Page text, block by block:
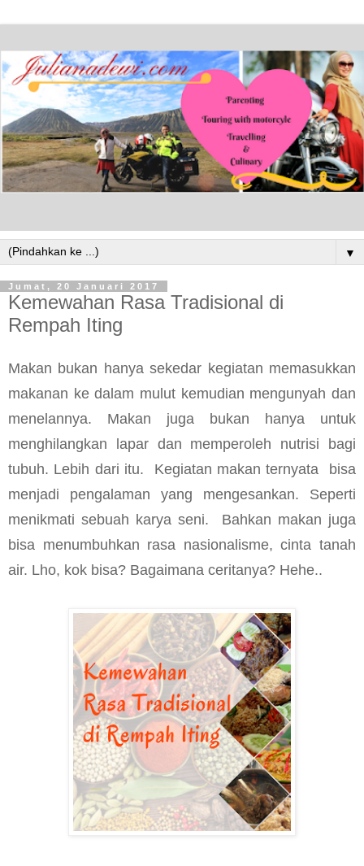
▼
Jumat, 20 Januari 2017
Kemewahan Rasa Tradisional di
Rempah Iting
Makan bukan hanya sekedar kegiatan memasukkan
makanan ke dalam mulut kemudian mengunyah dan
menelannya. Makan juga bukan hanya untuk
menghilangkan lapar dan memperoleh nutrisi bagi
tubuh. Lebih dari itu.
Kegiatan makan ternyata
bisa
menjadi pengalaman yang mengesankan. Seperti
menikmati sebuah karya seni.
Bahkan makan juga
bisa menumbuhkan rasa nasionalisme, cinta tanah
air. Lho, kok bisa? Bagaimana ceritanya? Hehe..